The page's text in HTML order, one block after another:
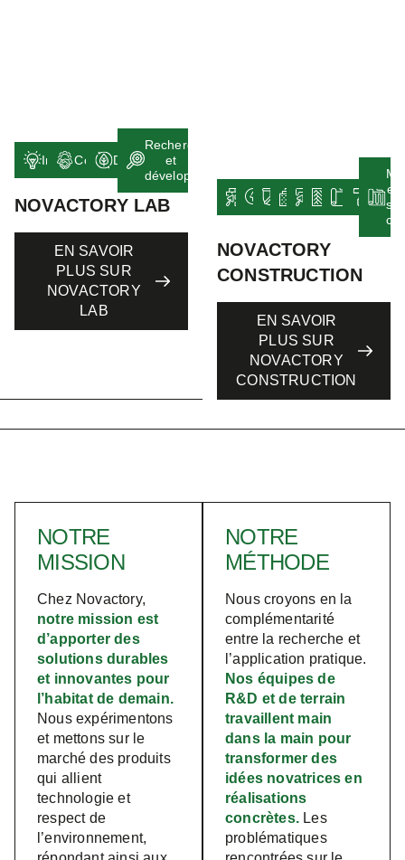
InnovationCollaboration
Durabilité
Recherche
et
développement
NOVACTORY LAB
EN SAVOIR
PLUS SUR
NOVACTORY
LAB
Maçonnerie
Électricité
Plomberie
Isolations
PlâtrerieMenuiseries
et
NOVACTORY
CONSTRUCTION
EN SAVOIR
PLUS SUR
NOVACTORY
CONSTRUCTION
NOTRE
MISSION
Chez Novactory,
notre mission est
d’apporter des
solutions durables
et innovantes pour
l’habitat de demain.
Nous expérimentons
et mettons sur le
marché des produits
qui allient
technologie et
respect de
l’environnement,
NOTRE
MÉTHODE
Nous croyons en la
complémentarité
entre la recherche et
l’application pratique.
Nos équipes de
R&D et de terrain
travaillent main
dans la main pour
transformer des
idées novatrices en
réalisations
concrètes. Les
problématiques